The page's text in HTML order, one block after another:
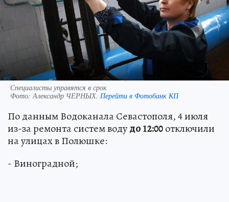
Специалисты управятся в срок
Фото:Александр ЧЕРНЫХ. Перейти в Фотобанк КП
По данным Водоканала Севастополя, 4 июля
из-за ремонта систем водудо 12:00отключили
на улицах в Полюшке:
- Виноградной;